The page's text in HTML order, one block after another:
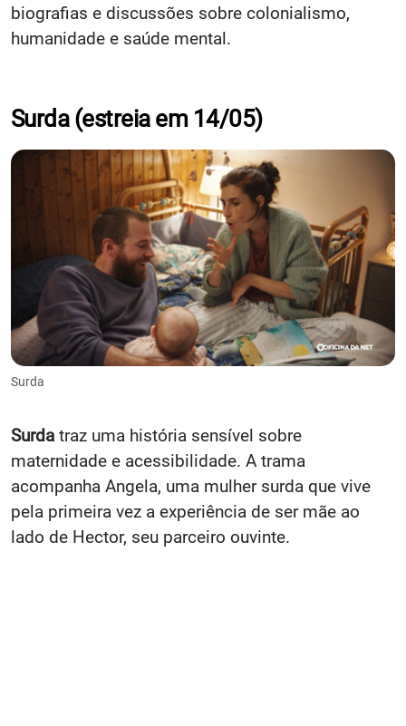
biografias e discussões sobre colonialismo,
humanidade e saúde mental.
Surda (estreia em 14/05)
Surda
Surda traz uma história sensível sobre
maternidade e acessibilidade. A trama
acompanha Angela, uma mulher surda que vive
pela primeira vez a experiência de ser mãe ao
lado de Hector, seu parceiro ouvinte.